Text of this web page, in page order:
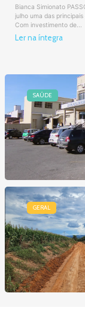
Bianca Simionato
julho uma das
Com investimento de...
Ler na íntegra
SAÚDE
GERAL